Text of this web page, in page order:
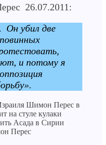
26.07.2011:
Он убил две
и потому я
Перес